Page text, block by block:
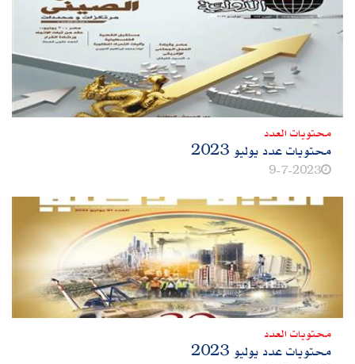
محتويات العدد
محتويات عدد يوليو 2023
9-7-2023
محتويات العدد
محتويات عدد يوليو 2023